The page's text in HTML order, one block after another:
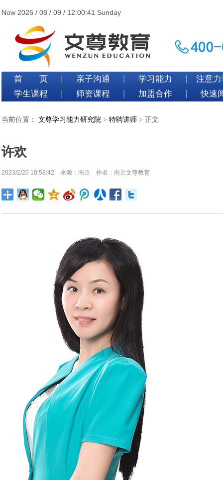
Now 2026 / 08 / 09 / 12:00:42 Sunday
首 页 ┊ 亲子沟通 ┊ 学习能力 ┊
注意
学生课程
┊ 师资课程 ┊ 加盟合作 ┊ 快速
当前位置： 文尊学习能力研究院 > 特聘讲师 > 正文
许欢
2023/2/20 10:58:42 来源：南京 作者：南京文尊教育